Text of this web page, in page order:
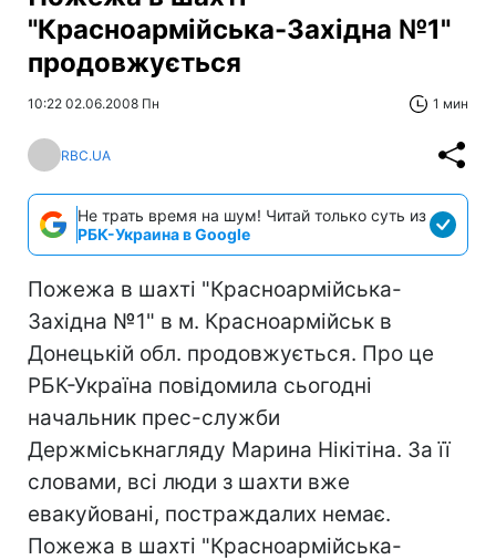
"Красноармійська-Західна №1"
продовжується
10:22 02.06.2008 Пн 1 мин
RBC.UA
Не трать время на шум! Читай только суть из
РБК-Украина в Google
Пожежа в шахті "Красноармійська-
Західна №1" в м. Красноармійськ в
Донецькій обл. продовжується. Про це
РБК-Україна повідомила сьогодні
начальник прес-служби
Держміськнагляду Марина Нікітіна. За її
словами, всі люди з шахти вже
евакуйовані, постраждалих немає.
Пожежа в шахті "Красноармійська-